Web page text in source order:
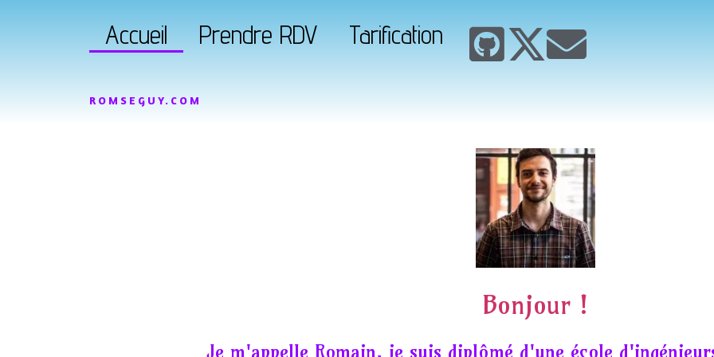
Accueil Prendre RDV Tarification
ROMSEGUY.COM
Bonjour !
Je m'appelle Romain, je suis diplômé d'une école